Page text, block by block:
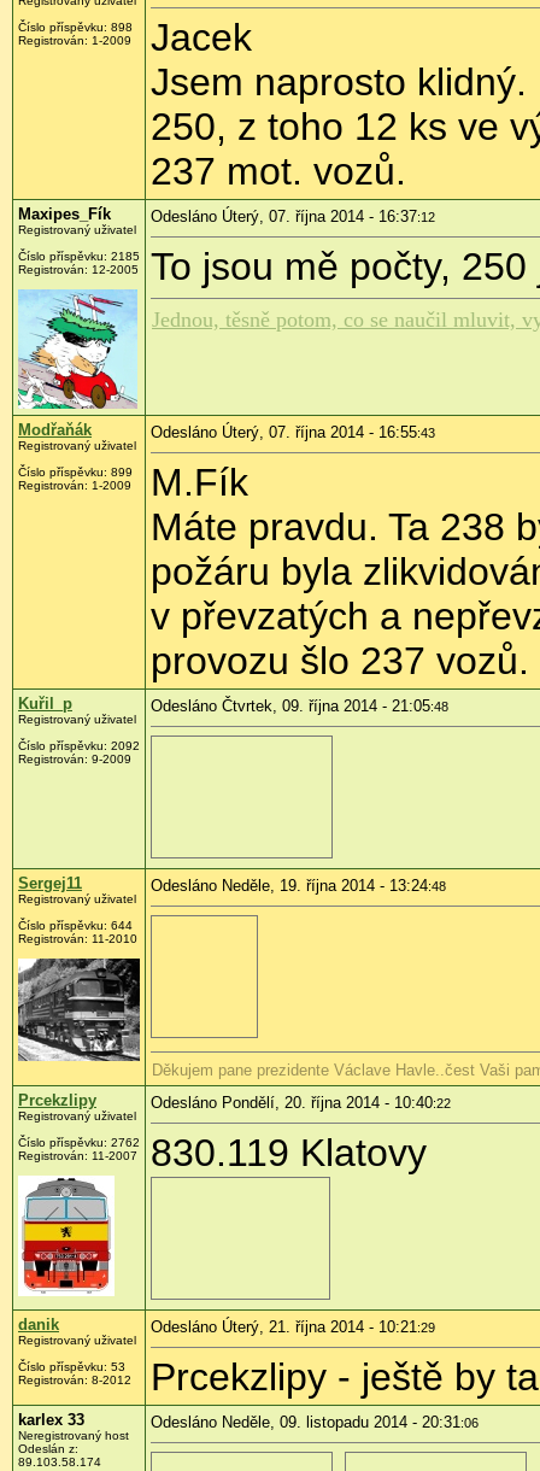
Číslo příspěvku: 898
Registrován: 1-2009
Jacek
Jsem naprosto
250, z toho 12 ks ve
237 mot. vozů.
Maxipes_Fík
Registrovaný uživatel
Číslo příspěvku: 2185
Registrován: 12-2005
Odesláno Úterý, 07. října 2014 - 16:37:12
To jsou mě počty,
Jednou, těsně potom, co se naučil mluvit,
Modřaňák
Registrovaný uživatel
Číslo příspěvku: 899
Registrován: 1-2009
Odesláno Úterý, 07. října 2014 - 16:55:43
M.Fík
Máte pravdu. Ta 238
požáru byla
v převzatých a
provozu šlo 237 vozů.
Kuřil_p
Registrovaný uživatel
Číslo příspěvku: 2092
Registrován: 9-2009
Odesláno Čtvrtek, 09. října 2014 - 21:05:48
Sergej11
Registrovaný uživatel
Číslo příspěvku: 644
Registrován: 11-2010
Odesláno Neděle, 19. října 2014 - 13:24:48
Děkujem pane prezidente Václave Havle..čest Vaši
Prcekzlipy
Registrovaný uživatel
Číslo příspěvku: 2762
Registrován: 11-2007
Odesláno Pondělí, 20. října 2014 - 10:40:22
830.119 Klatovy
danik
Registrovaný uživatel
Číslo příspěvku: 53
Registrován: 8-2012
Odesláno Úterý, 21. října 2014 - 10:21:29
Prcekzlipy - ještě by
karlex 33
Neregistrovaný host
Odeslán z:
89.103.58.174
Odesláno Neděle, 09. listopadu 2014 - 20:31:06